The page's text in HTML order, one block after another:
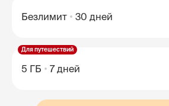
Безлимит 30 дней
Для путешествий
5 ГБ 7 дней